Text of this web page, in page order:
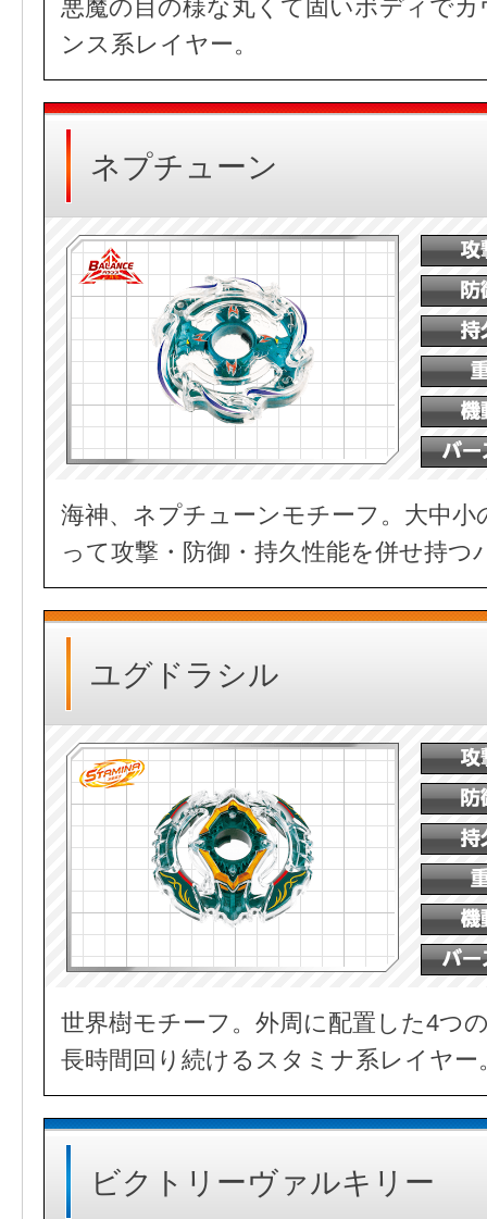
悪魔の目の様な丸くて固いボディで
ンス系レイヤー。
ネプチューン
海神、ネプチューンモチーフ。大中
って攻撃・防御・持久性能を併せ持
ユグドラシル
世界樹モチーフ。外周に配置した4つ
長時間回り続けるスタミナ系レイヤー
ビクトリーヴァルキリー